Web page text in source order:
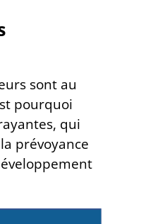
sont au
pourquoi
qui
prévoyance